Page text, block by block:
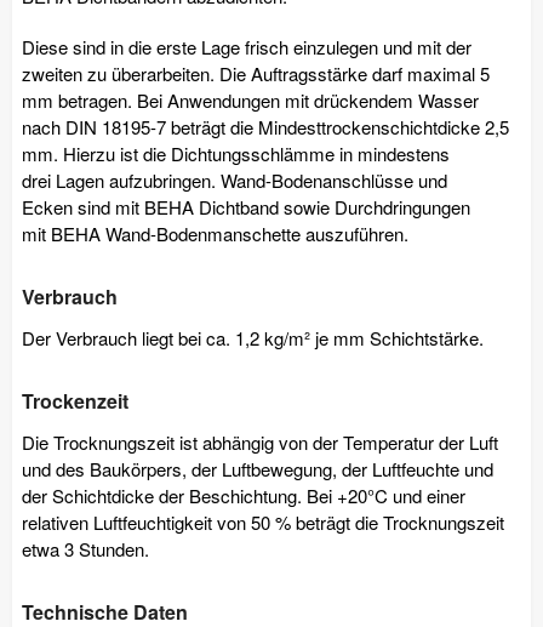
Diese sind in die erste Lage frisch einzulegen und mit der
zweiten zu überarbeiten. Die Auftragsstärke darf maximal 5
mm betragen. Bei Anwendungen mit drückendem Wasser
nach DIN 18195-7 beträgt die Mindesttrockenschichtdicke 2,5
mm. Hierzu ist die Dichtungsschlämme in mindestens
drei Lagen aufzubringen. Wand-Bodenanschlüsse und
Ecken sind mit BEHA Dichtband sowie Durchdringungen
mit BEHA Wand-Bodenmanschette auszuführen.
Verbrauch
Der Verbrauch liegt bei ca. 1,2 kg/m² je mm Schichtstärke.
Trockenzeit
Die Trocknungszeit ist abhängig von der Temperatur der Luft
und des Baukörpers, der Luftbewegung, der Luftfeuchte und
der Schichtdicke der Beschichtung. Bei +20°C und einer
relativen Luftfeuchtigkeit von 50 % beträgt die Trocknungszeit
etwa 3 Stunden.
Technische Daten